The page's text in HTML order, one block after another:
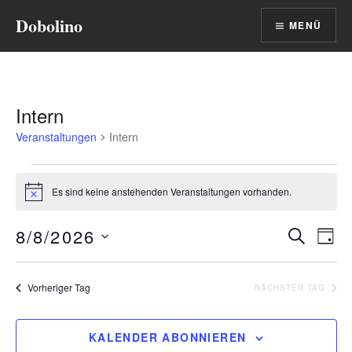
zum
Inhalt
Dobolino MENÜ
Intern
Veranstaltungen Intern
Veranstaltungen
für
August
8,
2026
HinweisEs sind keine anstehenden Veranstaltungen vorhanden.
Suche
und
SUCHE
TAG
8/8/2026
Datum
Vorheriger Tag NÄCHSTER TAG
KALENDER ABONNIEREN